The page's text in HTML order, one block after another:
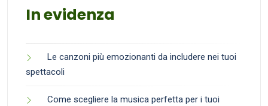
In evidenza
Le canzoni più emozionanti da includere nei tuoi
spettacoli
Come scegliere la musica perfetta per i tuoi